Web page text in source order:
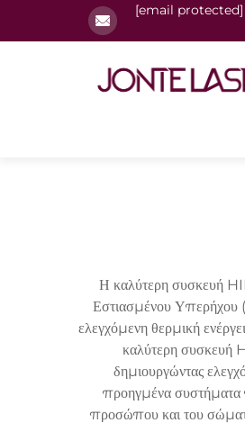
[email protected]
Η καλύτερη συσκευή
Εστιασμένου Υπερήχου
ελεγχόμενη θερμική
καλύτερη συσκευή
δημιουργώντας
προηγμένα συστήματα
προσώπου και του